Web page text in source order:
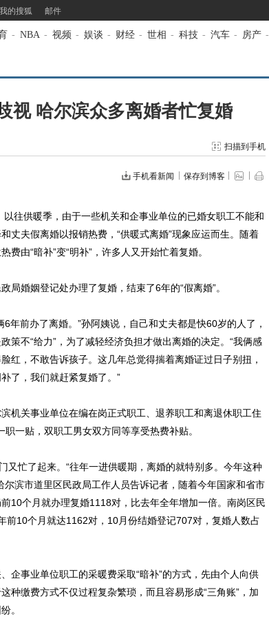
我的搜狐 邮件
- NBA - 视频 - 娱谈 - 财经 - 世相 - 科技 - 汽车 - 房产 -
视 哈尔滨众多离婚者忙复婚
扫描到手机
手机看新闻 保存到博客
供暖季，由于一些机关和企事业单位的已婚女职工不能和
丈夫假离婚以报销热费，“供暖式离婚”现象应运而生。随着
由“暗补”变“明补”，许多人又开始忙着复婚。
婚姻登记处办理了复婚，结束了6年的“假离婚”。
前办了离婚。”孙阿姨说，自己和丈夫都是快60岁的人了，
策不“给力”，为了减轻经济负担才做出离婚的决定。“我俩感
红，不敢告诉孩子。这几年总觉得揣着离婚证过日子别扭，
了，我们就赶紧复婚了。”
关事业单位在编在岗正式职工、退养职工和离退休职工住
职一贴，双职工男女双方同等享受热费补贴。
忙了起来。“往年一进供暖期，离婚的就特别多。今年这种
滨市道里区民政局工作人员告诉记者，随着今年国家和省市
10个月就办理复婚1118对，比去年全年增加一倍。南岗区民
前10个月就达1162对，10月份结婚登记707对，复婚人数占
事业单位职工的采暖费采取“暗补”的方式，先由个人向供
种缴费方式不仅过程复杂繁琐，而且容易形成“三角账”，加
。